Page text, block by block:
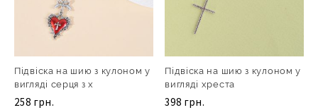
Підвіска на шию з кулоном у
вигляді серця з х
258 грн.
Підвіска на шию з кулоном у
вигляді хреста
398 грн.